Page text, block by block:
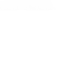
性与稳定性。